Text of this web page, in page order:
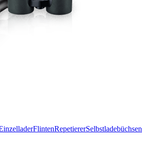
FlintenRepetiererSelbstladebüchsen